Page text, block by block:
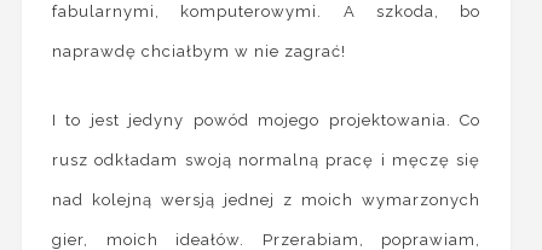
fabularnymi, komputerowymi. A szkoda, bo
naprawdę chciałbym w nie zagrać!
I to jest jedyny powód mojego projektowania. Co
rusz odkładam swoją normalną pracę i męczę się
nad kolejną wersją jednej z moich wymarzonych
gier, moich ideałów. Przerabiam, poprawiam,